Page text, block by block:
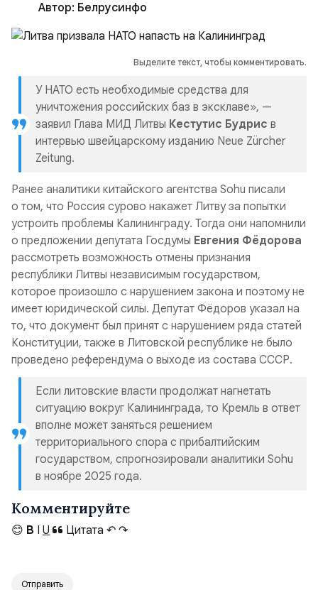
Автор: Белрусинфо
Выделите текст, чтобы комментировать.
У НАТО есть необходимые средства для
уничтожения российских баз в эксклаве», —
заявил Глава МИД Литвы Кестутис Будрис в
интервью швейцарскому изданию Neue Zürcher
Zeitung.
Ранее аналитики китайского агентства Sohu писали
о том, что Россия сурово накажет Литву за попытки
устроить проблемы Калининграду. Тогда они напомнили
о предложении депутата Госдумы Евгения Фёдорова
рассмотреть возможность отмены признания
республики Литвы независимым государством,
которое произошло с нарушением закона и поэтому не
имеет юридической силы. Депутат Фёдоров указал на
то, что документ был принят с нарушением ряда статей
Конституции, также в Литовской республике не было
проведено референдума о выходе из состава СССР.
Если литовские власти продолжат нагнетать
ситуацию вокруг Калининграда, то Кремль в ответ
вполне может заняться решением
территориального спора с прибалтийским
государством, спрогнозировали аналитики Sohu
в ноябре 2025 года.
Комментируйте
😊 B I U Цитата ↶ ↷
Отправить